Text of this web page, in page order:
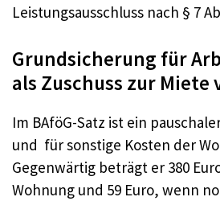
Leistungsausschluss nach § 7
Grundsicherung für
als Zuschuss zur Miete
Im BAföG-Satz ist ein
und für sonstige Kosten der
Gegenwärtig beträgt er 380
Wohnung und 59 Euro, wenn